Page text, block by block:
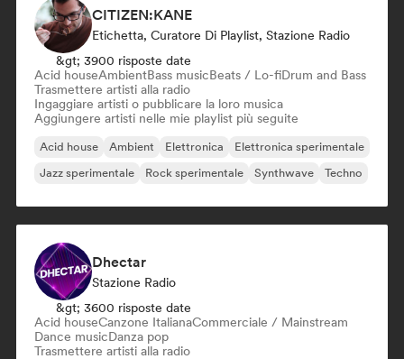
CITIZEN:KANE
Etichetta, Curatore Di Playlist, Stazione Radio
&gt; 3900 risposte date
Acid houseAmbientBass musicBeats / Lo-fiDrum and Bass
Trasmettere artisti alla radio
Ingaggiare artisti o pubblicare la loro musica
Aggiungere artisti nelle mie playlist più seguite
Acid house Ambient Elettronica
Elettronica sperimentale
Jazz sperimentale
Rock sperimentale Synthwave Techno
Dhectar
Stazione Radio
&gt; 3600 risposte date
Acid houseCanzone ItalianaCommerciale / Mainstream
Dance musicDanza pop
Trasmettere artisti alla radio